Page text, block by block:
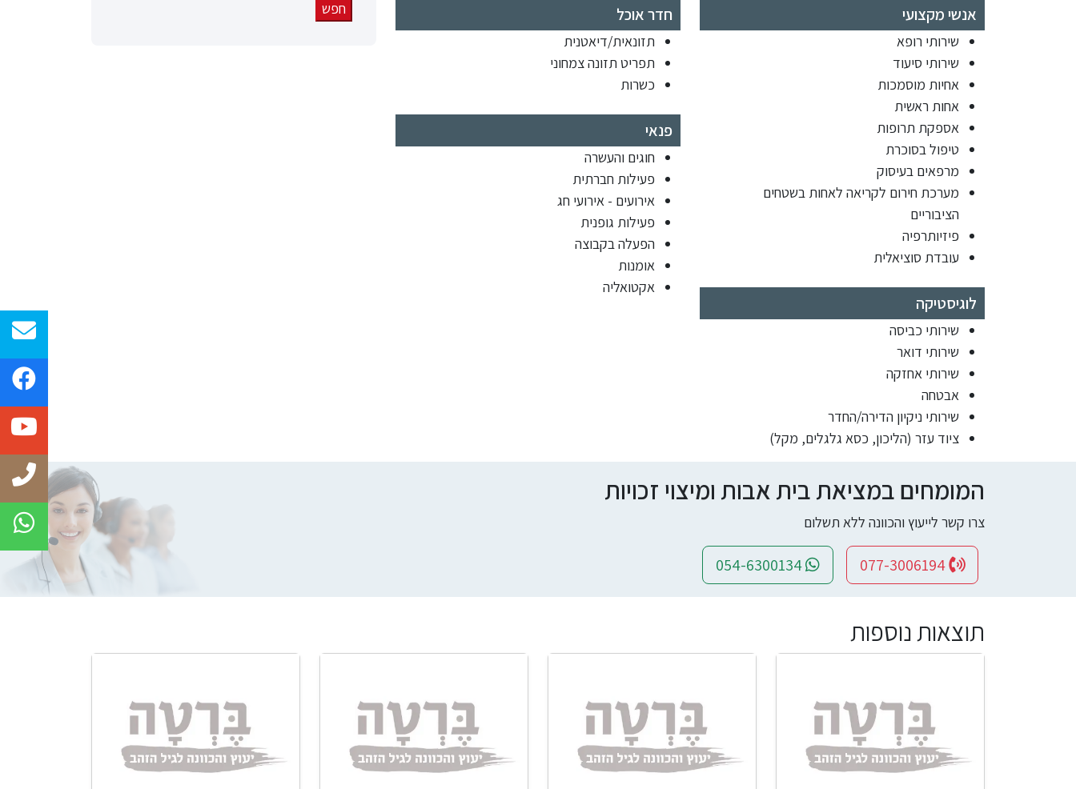
חדר אוכל
תזונאית/דיאטנית
תפריט תזונה צמחוני
כשרות
אנשי מקצועי
שירותי רופא
שירותי סיעוד
אחיות מוסמכות
אחות ראשית
אספקת תרופות
טיפול בסוכרת
מרפאים בעיסוק
מערכת חירום לקריאה לאחות בשטחים
הציבוריים
פיזיותרפיה
עובדת סוציאלית
פנאי
חוגים והעשרה
פעילות חברתית
אירועים - אירועי חג
פעילות גופנית
הפעלה בקבוצה
אומנות
אקטואליה
לוגיסטיקה
שירותי כביסה
שירותי דואר
שירותי אחזקה
אבטחה
שירותי ניקיון הדירה/החדר
ציוד עזר (הליכון, כסא גלגלים, מקל)
המומחים במציאת בית אבות ומיצוי זכויות
צרו קשר לייעוץ והכוונה ללא תשלום
תוצאות נוספות